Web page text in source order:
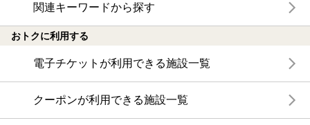
関連キーワードから探す
おトクに利用する
電子チケットが利用できる施設一覧
クーポンが利用できる施設一覧